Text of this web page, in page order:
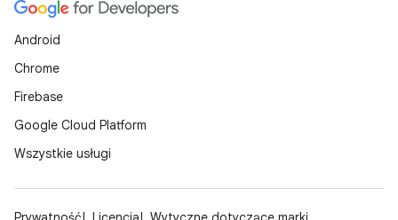
Android
Chrome
Firebase
Google Cloud Platform
Wszystkie usługi